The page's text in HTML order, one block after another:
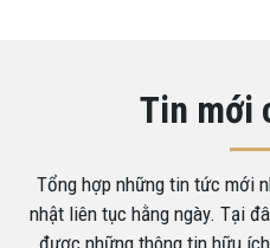
Tin mới
Tổng hợp những tin tức mới
nhật liên tục hằng ngày. Tại
được những thông tin hữu